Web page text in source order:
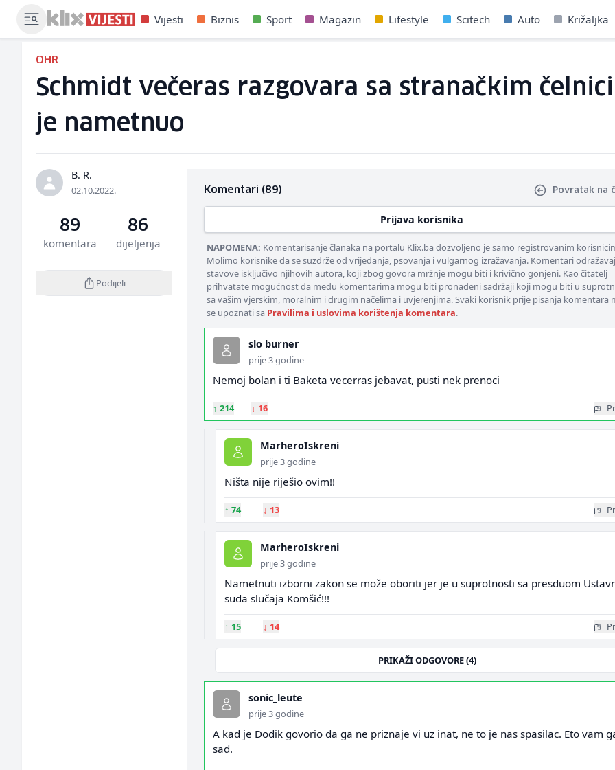
Vijesti Biznis Sport Magazin Lifestyle Scitech Auto Križaljka
OHR
Schmidt večeras razgovara sa stranačkim
je nametnuo
B. R.
02.10.2022.
89
komentara
86
dijeljenja
Podijeli
Komentari (89) Povratak na
Prijava korisnika
NAPOMENA: Komentarisanje članaka na portalu Klix.ba dozvoljeno je samo registrovanim
Molimo korisnike da se suzdrže od vrijeđanja, psovanja i vulgarnog izražavanja. Komentari
stavove isključivo njihovih autora, koji zbog govora mržnje mogu biti i krivično gonjeni. Kao čitatelj
prihvatate mogućnost da među komentarima mogu biti pronađeni sadržaji koji mogu biti u
sa vašim vjerskim, moralnim i drugim načelima i uvjerenjima. Svaki korisnik prije pisanja komentara
se upoznati sa Pravilima i uslovima korištenja komentara.
slo burner
prije 3 godine
Nemoj bolan i ti Baketa vecerras jebavat, pusti nek prenoci
↑ 214 ↓ 16
MarheroIskreni
prije 3 godine
Ništa nije riješio ovim!!
↑ 74 ↓ 13
MarheroIskreni
prije 3 godine
Nametnuti izborni zakon se može oboriti jer je u suprotnosti sa presduom
suda slučaja Komšić!!!
↑ 15 ↓ 14
PRIKAŽI ODGOVORE (4)
sonic_leute
prije 3 godine
A kad je Dodik govorio da ga ne priznaje vi uz inat, ne to je nas spasilac. Eto vam
sad.